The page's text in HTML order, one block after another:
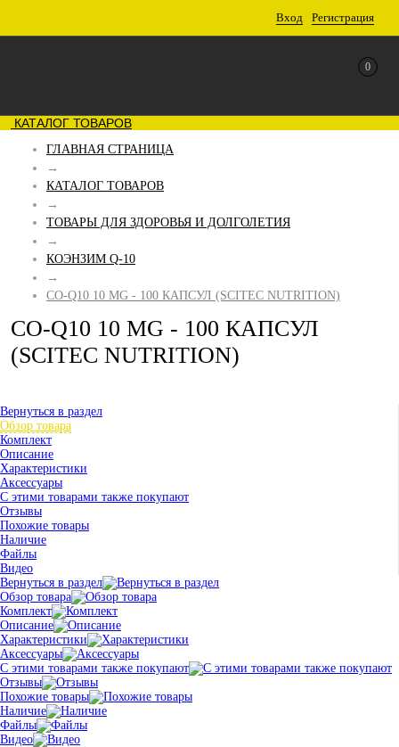
Вход Регистрация
0
КАТАЛОГ ТОВАРОВ
ГЛАВНАЯ СТРАНИЦА
→
КАТАЛОГ ТОВАРОВ
→
ТОВАРЫ ДЛЯ ЗДОРОВЬЯ И ДОЛГОЛЕТИЯ
→
КОЭНЗИМ Q-10
→
CO-Q10 10 MG - 100 КАПСУЛ (SCITEC NUTRITION)
CO-Q10 10 MG - 100 КАПСУЛ
(SCITEC NUTRITION)
Вернуться в раздел
Обзор товара
Комплект
Описание
Характеристики
Аксессуары
С этими товарами также покупают
Отзывы
Похожие товары
Наличие
Файлы
Видео
Вернуться в раздел
Обзор товара
Комплект
Описание
Характеристики
Аксессуары
С этими товарами также покупают
Отзывы
Похожие товары
Наличие
Файлы
Видео